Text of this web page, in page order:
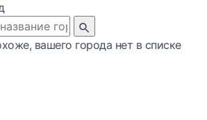
вашего города нет в списке